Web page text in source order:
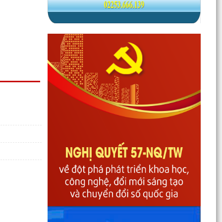
Phường Gia Viên tổ chức Hội nghị Bốc thăm di
chuyển các hộ dân tại 48 chung cư cũ Đồng
Quốc Bình và...
Phường Gia Viên dự trực tuyến Phiên họp thứ tư
Ban Chỉ đạo của Chính phủ về phát triển khoa